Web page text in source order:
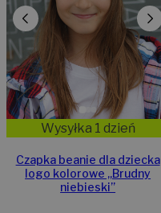
Wysyłka 1 dzień
Czapka beanie dla dziecka
logo kolorowe „Brudny
niebieski”